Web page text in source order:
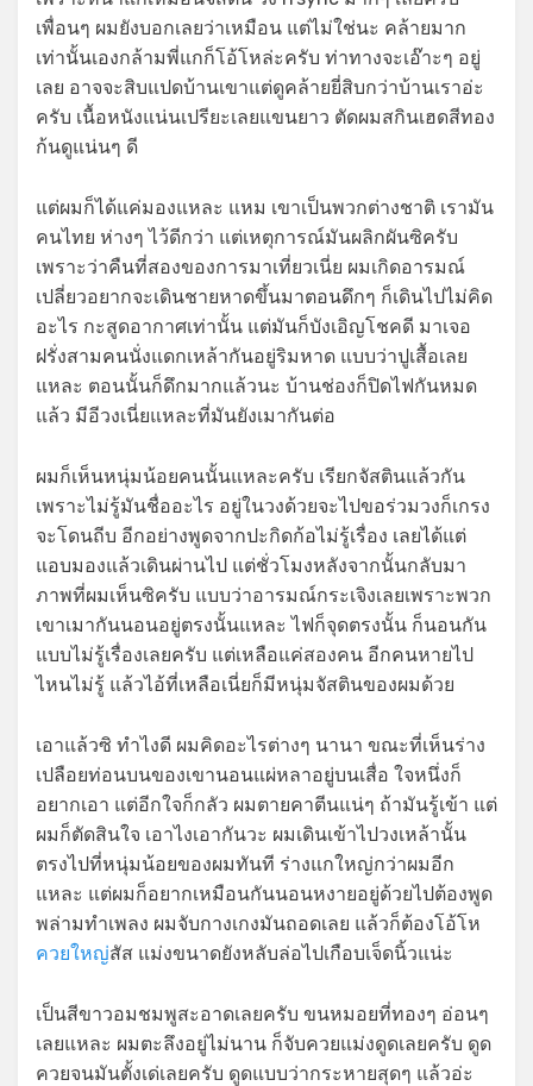
เพื่อนๆ ผมยังบอกเลยว่าเหมือน แต่ไม่ใช่นะ คล้ายมาก
เท่านั้นเองกล้ามพี่แกก็โอ้โหล่ะครับ ท่าทางจะเอ๊าะๆ อยู่
เลย อาจจะสิบแปดบ้านเขาแต่ดูคล้ายยี่สิบกว่าบ้านเราอ่ะ
ครับ เนื้อหนังแน่นเปรียะเลยแขนยาว ตัดผมสกินเฮดสีทอง
ก้นดูแน่นๆ ดี
แต่ผมก็ได้แค่มองแหละ แหม เขาเป็นพวกต่างชาติ เรามัน
คนไทย ห่างๆ ไว้ดีกว่า แต่เหตุการณ์มันผลิกผันซิครับ
เพราะว่าคืนที่สองของการมาเที่ยวเนี่ย ผมเกิดอารมณ์
เปลี่ยวอยากจะเดินชายหาดขึ้นมาตอนดึกๆ ก็เดินไปไม่คิด
อะไร กะสูดอากาศเท่านั้น แต่มันก็บังเอิญโชคดี มาเจอ
ฝรั่งสามคนนั่งแดกเหล้ากันอยู่ริมหาด แบบว่าปูเสื้อเลย
แหละ ตอนนั้นก็ดึกมากแล้วนะ บ้านช่องก็ปิดไฟกันหมด
แล้ว มีอีวงเนี่ยแหละที่มันยังเมากันต่อ
ผมก็เห็นหนุ่มน้อยคนนั้นแหละครับ เรียกจัสตินแล้วกัน
เพราะไม่รู้มันชื่ออะไร อยู่ในวงด้วยจะไปขอร่วมวงก็เกรง
จะโดนถีบ อีกอย่างพูดจากปะกิดก้อไม่รู้เรื่อง เลยได้แต่
แอบมองแล้วเดินผ่านไป แต่ชั่วโมงหลังจากนั้นกลับมา
ภาพที่ผมเห็นซิครับ แบบว่าอารมณ์กระเจิงเลยเพราะพวก
เขาเมากันนอนอยู่ตรงนั้นแหละ ไฟก็จุดตรงนั้น ก็นอนกัน
แบบไม่รู้เรื่องเลยครับ แต่เหลือแค่สองคน อีกคนหายไป
ไหนไม่รู้ แล้วไอ้ที่เหลือเนี่ยก็มีหนุ่มจัสตินของผมด้วย
เอาแล้วซิ ทำไงดี ผมคิดอะไรต่างๆ นานา ขณะที่เห็นร่าง
เปลือยท่อนบนของเขานอนแผ่หลาอยู่บนเสื่อ ใจหนึ่งก็
อยากเอา แต่อีกใจก็กลัว ผมตายคาตีนแน่ๆ ถ้ามันรู้เข้า แต่
ผมก็ตัดสินใจ เอาไงเอากันวะ ผมเดินเข้าไปวงเหล้านั้น
ตรงไปที่หนุ่มน้อยของผมทันที ร่างแกใหญ่กว่าผมอีก
แหละ แต่ผมก็อยากเหมือนกันนอนหงายอยู่ด้วยไปต้องพูด
พล่ามทำเพลง ผมจับกางเกงมันถอดเลย แล้วก็ต้องโอ้โห
ควยใหญ่สัส แม่งขนาดยังหลับล่อไปเกือบเจ็ดนิ้วแน่ะ
เป็นสีขาวอมชมพูสะอาดเลยครับ ขนหมอยที่ทองๆ อ่อนๆ
เลยแหละ ผมตะลึงอยู่ไม่นาน ก็จับควยแม่งดูดเลยครับ ดูด
ควยจนมันตั้งเด่เลยครับ ดูดแบบว่ากระหายสุดๆ แล้วอ่ะ